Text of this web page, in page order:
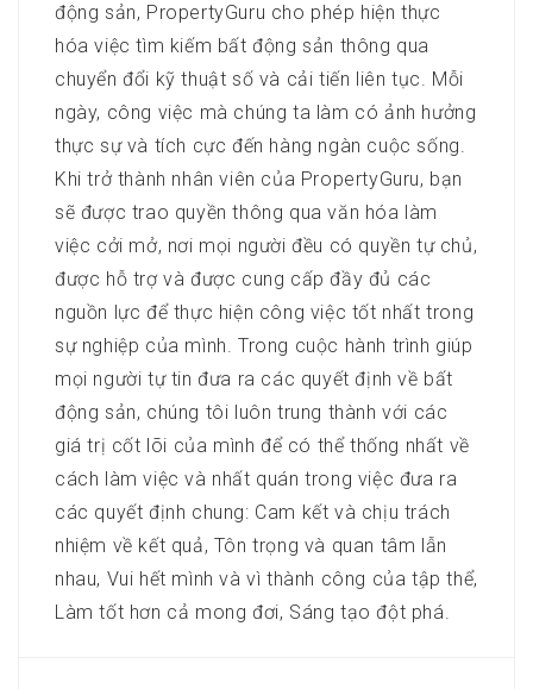
động sản, PropertyGuru cho phép hiện thực
hóa việc tìm kiếm bất động sản thông qua
chuyển đổi kỹ thuật số và cải tiến liên tục. Mỗi
ngày, công việc mà chúng ta làm có ảnh hưởng
thực sự và tích cực đến hàng ngàn cuộc sống.
Khi trở thành nhân viên của PropertyGuru, bạn
sẽ được trao quyền thông qua văn hóa làm
việc cởi mở, nơi mọi người đều có quyền tự chủ,
được hỗ trợ và được cung cấp đầy đủ các
nguồn lực để thực hiện công việc tốt nhất trong
sự nghiệp của mình. Trong cuộc hành trình giúp
mọi người tự tin đưa ra các quyết định về bất
động sản, chúng tôi luôn trung thành với các
giá trị cốt lõi của mình để có thể thống nhất về
cách làm việc và nhất quán trong việc đưa ra
các quyết định chung: Cam kết và chịu trách
nhiệm về kết quả, Tôn trọng và quan tâm lẫn
nhau, Vui hết mình và vì thành công của tập thể,
Làm tốt hơn cả mong đơi, Sáng tạo đột phá.